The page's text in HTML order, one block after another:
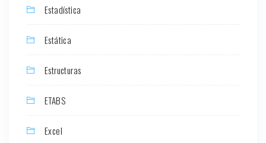
Estadística
Estática
Estructuras
ETABS
Excel